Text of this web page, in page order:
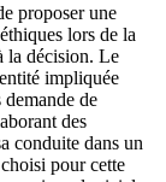
proposer une
lors de la
la décision. Le
impliquée
de
des
conduite dans un
pour cette